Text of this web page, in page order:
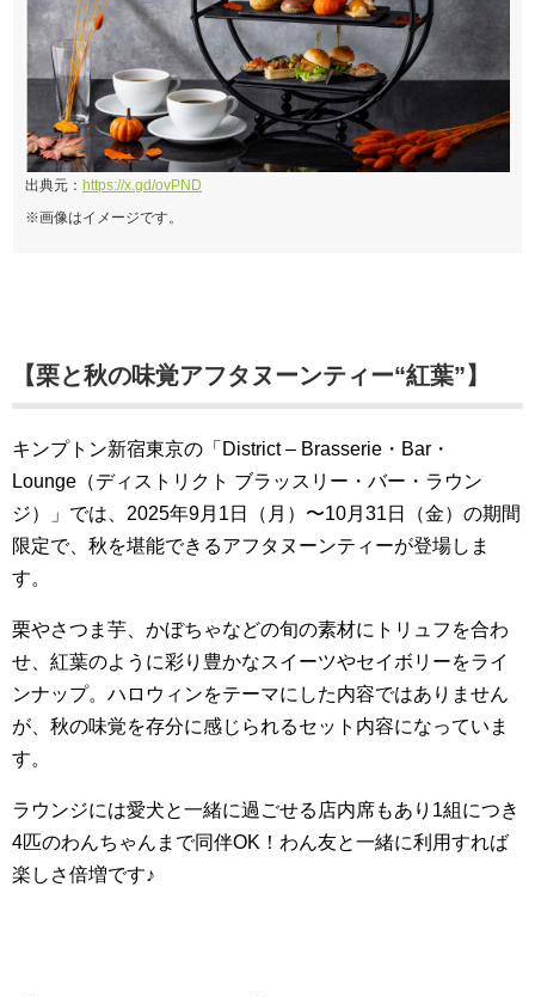
出典元： https://x.gd/ovPND
※画像はイメージです。
【栗と秋の味覚アフタヌーンティー“紅葉”】
キンプトン新宿東京の「District – Brasserie・Bar・
Lounge（ディストリクト ブラッスリー・バー・ラウン
ジ）」では、2025年9月1日（月）〜10月31日（金）の期間
限定で、秋を堪能できるアフタヌーンティーが登場しま
す。
栗やさつま芋、かぼちゃなどの旬の素材にトリュフを合わ
せ、紅葉のように彩り豊かなスイーツやセイボリーをライ
ンナップ。ハロウィンをテーマにした内容ではありません
が、秋の味覚を存分に感じられるセット内容になっていま
す。
ラウンジには愛犬と一緒に過ごせる店内席もあり1組につき
4匹のわんちゃんまで同伴OK！わん友と一緒に利用すれば
楽しさ倍増です♪